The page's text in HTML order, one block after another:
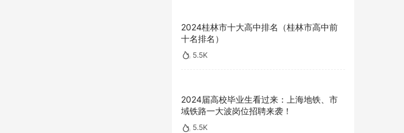
2024桂林市十大高中排名（桂林市高中前
十名排名）
5.5K
2024届高校毕业生看过来：上海地铁、市
域铁路一大波岗位招聘来袭！
5.5K